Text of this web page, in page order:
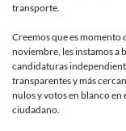
transporte.
Creemos que es momento
noviembre, les instamos a
candidaturas
transparentes y más
nulos y votos en blanco
ciudadano.